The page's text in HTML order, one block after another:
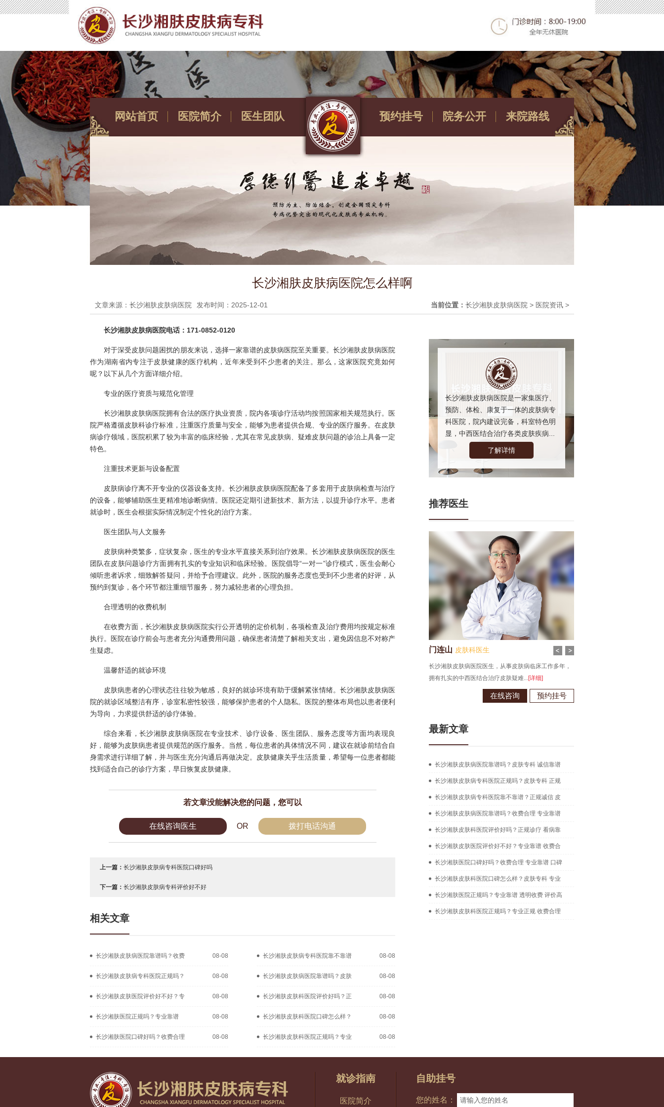
网站首页 医院简介 医生团队 预约挂号 院务公开 来院路线
长沙湘肤皮肤病医院怎么样啊
文章来源：长沙湘肤皮肤病医院 发布时间：2025-12-01 当前位置： 长沙湘肤皮肤病医院 > 医院资讯 >
长沙湘肤皮肤病医院电话：171-0852-0120
对于深受皮肤问题困扰的朋友来说，选择一家靠谱的皮肤病医院至关重要。长沙湘肤皮肤病医院
作为湖南省内专注于皮肤健康的医疗机构，近年来受到不少患者的关注。那么，这家医院究竟如何
呢？以下从几个方面详细介绍。
专业的医疗资质与规范化管理
长沙湘肤皮肤病医院拥有合法的医疗执业资质，院内各项诊疗活动均按照国家相关规范执行。医
院严格遵循皮肤科诊疗标准，注重医疗质量与安全，能够为患者提供合规、专业的医疗服务。在皮肤
病诊疗领域，医院积累了较为丰富的临床经验，尤其在常见皮肤病、疑难皮肤问题的诊治上具备一定
特色。
注重技术更新与设备配置
皮肤病诊疗离不开专业的仪器设备支持。长沙湘肤皮肤病医院配备了多套用于皮肤病检查与治疗
的设备，能够辅助医生更精准地诊断病情。医院还定期引进新技术、新方法，以提升诊疗水平。患者
就诊时，医生会根据实际情况制定个性化的治疗方案。
医生团队与人文服务
皮肤病种类繁多，症状复杂，医生的专业水平直接关系到治疗效果。长沙湘肤皮肤病医院的医生
团队在皮肤问题诊疗方面拥有扎实的专业知识和临床经验。医院倡导“一对一”诊疗模式，医生会耐心
倾听患者诉求，细致解答疑问，并给予合理建议。此外，医院的服务态度也受到不少患者的好评，从
预约到复诊，各个环节都注重细节服务，努力减轻患者的心理负担。
合理透明的收费机制
在收费方面，长沙湘肤皮肤病医院实行公开透明的定价机制，各项检查及治疗费用均按规定标准
执行。医院在诊疗前会与患者充分沟通费用问题，确保患者清楚了解相关支出，避免因信息不对称产
生疑虑。
温馨舒适的就诊环境
皮肤病患者的心理状态往往较为敏感，良好的就诊环境有助于缓解紧张情绪。长沙湘肤皮肤病医
院的就诊区域整洁有序，诊室私密性较强，能够保护患者的个人隐私。医院的整体布局也以患者便利
为导向，力求提供舒适的诊疗体验。
综合来看，长沙湘肤皮肤病医院在专业技术、诊疗设备、医生团队、服务态度等方面均表现良
好，能够为皮肤病患者提供规范的医疗服务。当然，每位患者的具体情况不同，建议在就诊前结合自
身需求进行详细了解，并与医生充分沟通后再做决定。皮肤健康关乎生活质量，希望每一位患者都能
找到适合自己的诊疗方案，早日恢复皮肤健康。
若文章没能解决您的问题，您可以
在线咨询医生 OR 拨打电话沟通
上一篇： 长沙湘肤皮肤病专科医院口碑好吗
下一篇： 长沙湘肤皮肤病专科评价好不好
相关文章
长沙湘肤皮肤病医院靠谱吗？收费 08-08 长沙湘肤皮肤病专科医院靠不靠谱 08-08
长沙湘肤皮肤病专科医院正规吗？ 08-08 长沙湘肤皮肤病医院靠谱吗？皮肤 08-08
长沙湘肤皮肤医院评价好不好？专 08-08 长沙湘肤皮肤科医院评价好吗？正 08-08
长沙湘肤医院正规吗？专业靠谱 08-08 长沙湘肤皮肤科医院口碑怎么样？ 08-08
长沙湘肤医院口碑好吗？收费合理 08-08 长沙湘肤皮肤科医院正规吗？专业 08-08
长沙湘肤皮肤病医院是一家集医疗、
预防、体检、康复于一体的皮肤病专
科医院，院内建设完备，科室特色明
显，中西医结合治疗各类皮肤疾病...
了解详情
推荐医生
在线咨询 预约挂号
张谦 皮肤科医生
毕业于江西南昌大学，从事皮肤病临床诊疗工作多年，
现为长沙湘肤皮肤病医院医生...[详细]
在线咨询 预约挂号
最新文章
长沙湘肤皮肤病医院靠谱吗？皮肤专科 诚信靠谱
长沙湘肤皮肤病专科医院正规吗？皮肤专科 正规
长沙湘肤皮肤病专科医院靠不靠谱？正规诚信 皮
长沙湘肤皮肤病医院靠谱吗？收费合理 专业靠谱
长沙湘肤皮肤科医院评价好吗？正规诊疗 看病靠
长沙湘肤皮肤医院评价好不好？专业靠谱 收费合
长沙湘肤医院口碑好吗？收费合理 专业靠谱 口碑
长沙湘肤皮肤科医院口碑怎么样？皮肤专科 专业
长沙湘肤医院正规吗？专业靠谱 透明收费 评价高
长沙湘肤皮肤科医院正规吗？专业正规 收费合理
就诊指南
医院简介
自助挂号
您的姓名：